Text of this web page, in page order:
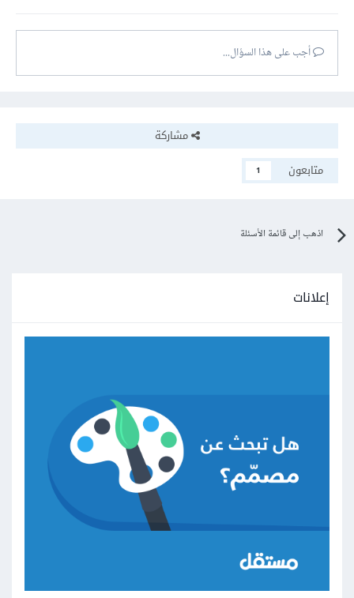
أجب على هذا السؤال...
مشاركة
متابعون
1
اذهب إلى قائمة الأسئلة
إعلانات